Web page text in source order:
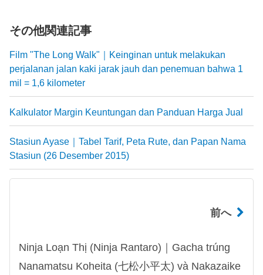
その他関連記事
Film "The Long Walk"｜Keinginan untuk melakukan
perjalanan jalan kaki jarak jauh dan penemuan bahwa 1
mil = 1,6 kilometer
Kalkulator Margin Keuntungan dan Panduan Harga Jual
Stasiun Ayase｜Tabel Tarif, Peta Rute, dan Papan Nama
Stasiun (26 Desember 2015)
前へ
Ninja Loạn Thị (Ninja Rantaro)｜Gacha trúng
Nanamatsu Koheita (七松小平太) và Nakazaike